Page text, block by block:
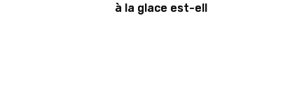
à la glace est-elle